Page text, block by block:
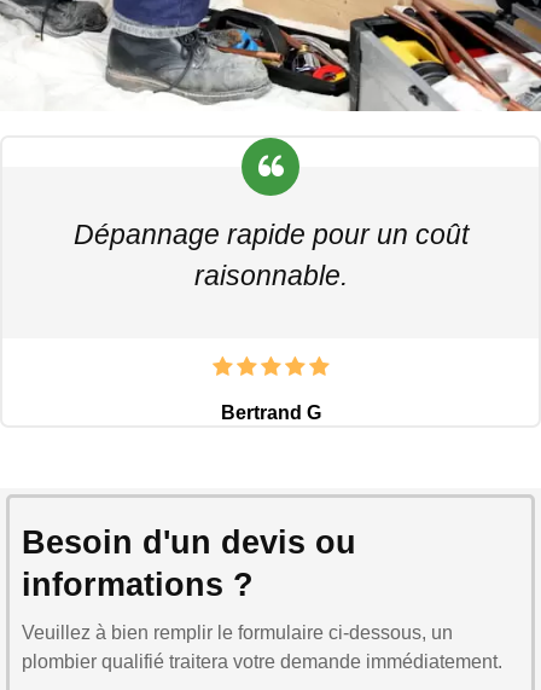
Dépannage rapide pour un coût
raisonnable.
Bertrand G
Besoin d'un devis ou
informations ?
Veuillez à bien remplir le formulaire ci-dessous, un
plombier qualifié traitera votre demande immédiatement.